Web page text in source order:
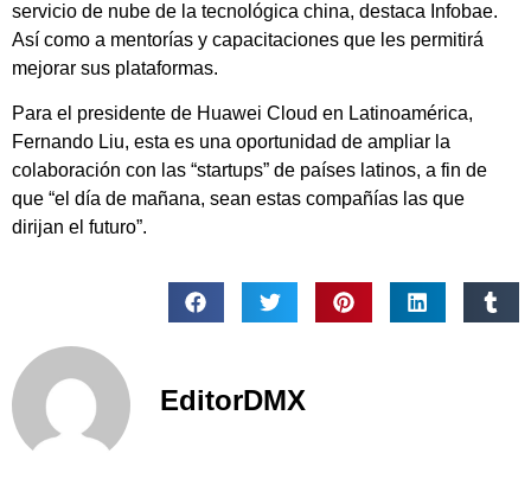
servicio de nube de la tecnológica china, destaca Infobae.
Así como a mentorías y capacitaciones que les permitirá
mejorar sus plataformas.
Para el presidente de Huawei Cloud en Latinoamérica,
Fernando Liu, esta es una oportunidad de ampliar la
colaboración con las “startups” de países latinos, a fin de
que “el día de mañana, sean estas compañías las que
dirijan el futuro”.
EditorDMX